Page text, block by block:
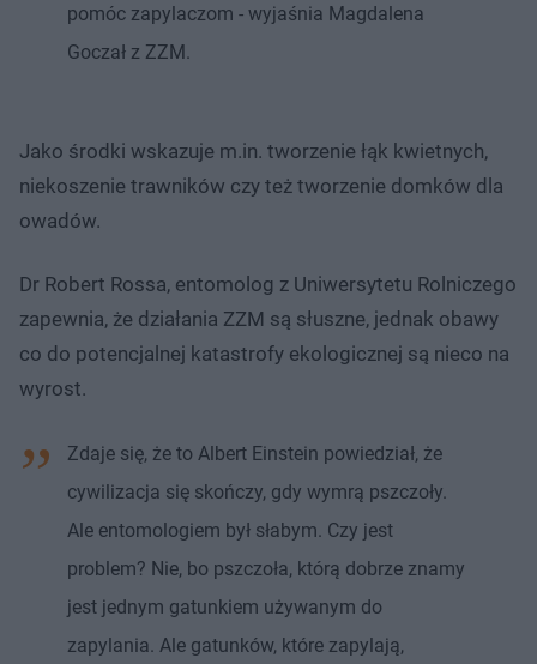
pomóc zapylaczom - wyjaśnia Magdalena
Goczał z ZZM.
Jako środki wskazuje m.in. tworzenie łąk kwietnych,
niekoszenie trawników czy też tworzenie domków dla
owadów.
Dr Robert Rossa, entomolog z Uniwersytetu Rolniczego
zapewnia, że działania ZZM są słuszne, jednak obawy
co do potencjalnej katastrofy ekologicznej są nieco na
wyrost.
Zdaje się, że to Albert Einstein powiedział, że
cywilizacja się skończy, gdy wymrą pszczoły.
Ale entomologiem był słabym. Czy jest
problem? Nie, bo pszczoła, którą dobrze znamy
jest jednym gatunkiem używanym do
zapylania. Ale gatunków, które zapylają,